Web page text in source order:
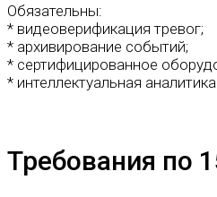
Обязательны:
* видеоверификация тревог;
* архивирование событий;
* сертифицированное
* интеллектуальная
Требования по